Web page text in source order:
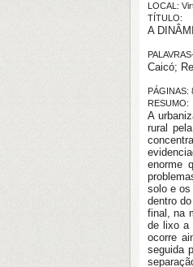
LOCAL:
TÍTULO:
A
Caicó;
PÁGINAS:
RESUMO:
A
rural
enorme
solo e os
dentro
final, na
de lixo a
ocorre
seguida